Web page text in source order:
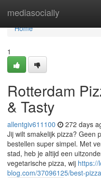
mediasocially
Home
Home
1
Rotterdam
& Tasty
allentgiv611100 272 days
Jij wilt smakelijk pizza? Geen
bestellen super simpel. Met
stad, heb je altijd een
vegetarische pizza, wij https://
blog.com/37096125/best-